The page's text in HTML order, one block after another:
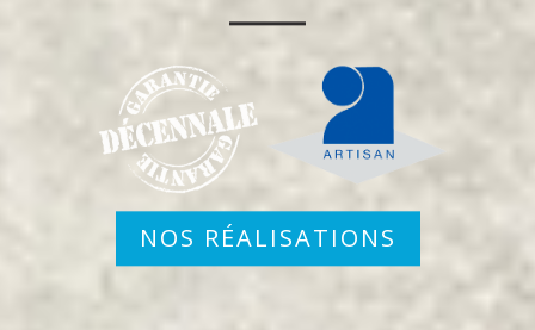
NOS RÉALISATIONS